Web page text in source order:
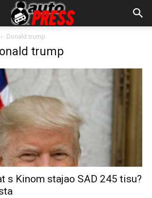
Donald trump
trump
s Kinom stajao SAD 245 tisu?